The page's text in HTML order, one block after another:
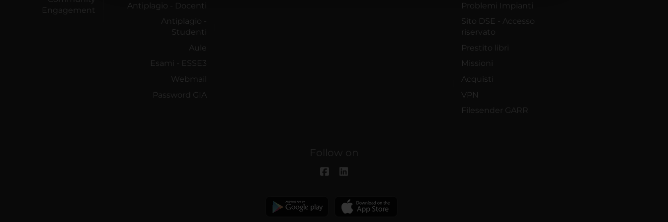
Engagement
Antiplagio - Docenti
Antiplagio -
Studenti
Aule
Esami - ESSE3
Webmail
Password GIA
Problemi Impianti
Sito DSE - Accesso
riservato
Prestito libri
Missioni
Acquisti
VPN
Filesender GARR
Follow on